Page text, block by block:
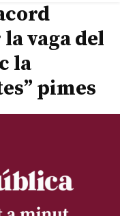
vaga del
la
pimes